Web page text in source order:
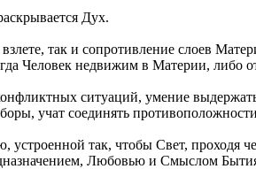
Дух.
так и сопротивление слоев
Человек недвижим в Материи, либо
ситуаций, умение выдержать
учат соединять
так, чтобы Свет, проходя
Любовью и Смыслом